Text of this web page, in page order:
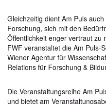
Gleichzeitig dient Am Puls
Forschung, sich mit den
Öffentlichkeit enger vertraut zu
FWF veranstaltet die Am Puls-
Wiener Agentur für
Relations für Forschung &
Die Veranstaltungsreihe Am
und bietet am